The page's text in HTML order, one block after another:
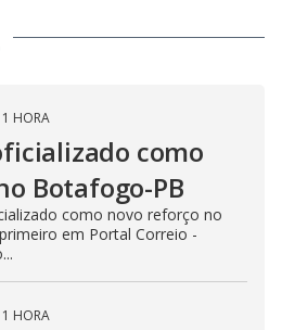
HORA
como
Botafogo-PB
como novo reforço no
em Portal Correio -
HORA